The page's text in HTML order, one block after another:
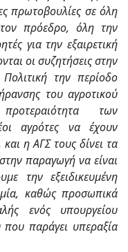
πρωτοβουλίες σε όλη
πρόεδρο, όλη την
για την εξαιρετική
οι συζητήσεις στην
την περίοδο
του αγροτικού
των
αγρότες να έχουν
η ΑΓΣ τους δίνει τα
παραγωγή να είναι
την εξειδικευμένη
καθώς προσωπικά
ενός υπουργείου
παράγει υπεραξία